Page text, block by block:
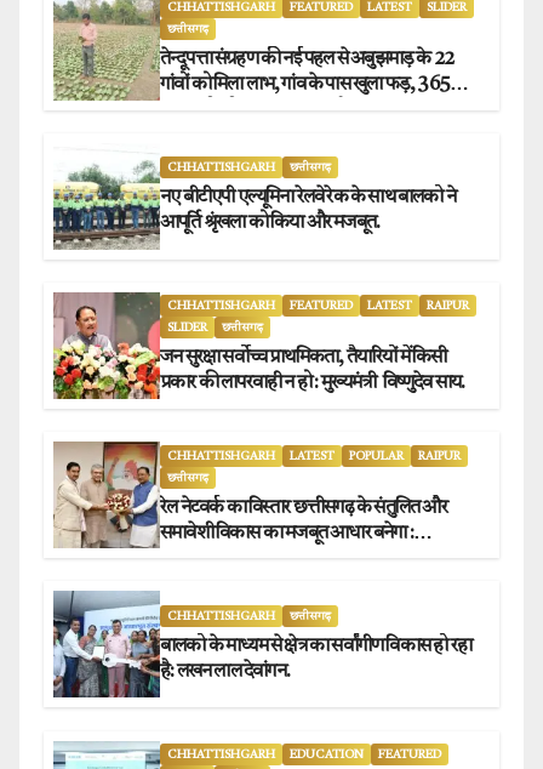
CHHATTISHGARH FEATURED LATEST
SLIDER
छत्तीसगढ़
तेन्दूपत्ता संग्रहण की नई पहल से अबुझमाड़ के 22
गांवों को मिला लाभ, गांव के पास खुला फड़, 365
CHHATTISHGARH छत्तीसगढ़
नए बीटीएपी एल्यूमिना रेलवे रेक के साथ बालको ने
आपूर्ति श्रृंखला को किया और मजबूत.
CHHATTISHGARH FEATURED LATEST
RAIPUR
SLIDER
छत्तीसगढ़
जन सुरक्षा सर्वोच्च प्राथमिकता, तैयारियों में किसी
प्रकार की लापरवाही न हो : मुख्यमंत्री विष्णुदेव साय.
CHHATTISHGARH LATEST POPULAR
RAIPUR
छत्तीसगढ़
रेल नेटवर्क का विस्तार छत्तीसगढ़ के संतुलित और
समावेशी विकास का मजबूत आधार बनेगा :
CHHATTISHGARH छत्तीसगढ़
बालको के माध्यम से क्षेत्र का सर्वांगीण विकास हो रहा
है: लखन लाल देवांगन.
CHHATTISHGARH EDUCATION
FEATURED